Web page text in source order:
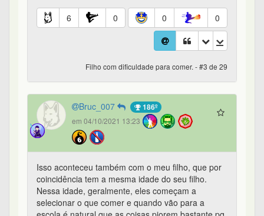
6 0 0 0
Filho com dificuldade para comer. - #3 de 29
Bruc_007 186º
em 04/10/2021 13:23
Isso aconteceu também com o meu filho, que por
coincidência tem a mesma idade do seu filho.
Nessa idade, geralmente, eles começam a
selecionar o que comer e quando vão para a